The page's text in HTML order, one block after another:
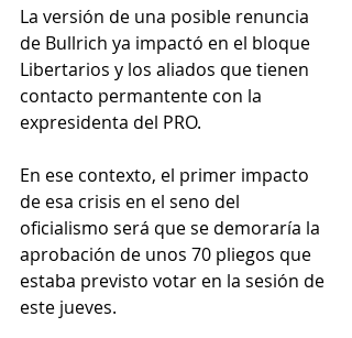
La versión de una posible renuncia
de Bullrich ya impactó en el bloque
Libertarios y los aliados que tienen
contacto permantente con la
expresidenta del PRO.
En ese contexto, el primer impacto
de esa crisis en el seno del
oficialismo será que se demoraría la
aprobación de unos 70 pliegos que
estaba previsto votar en la sesión de
este jueves.